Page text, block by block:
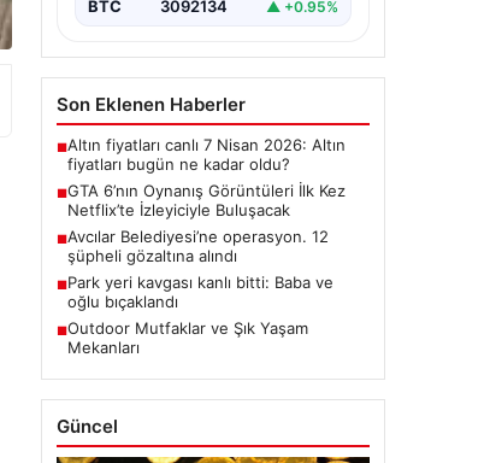
BTC 3092134 ▲ +0.95%
Son Eklenen Haberler
■Altın fiyatları canlı 7 Nisan 2026: Altın
fiyatları bugün ne kadar oldu?
■GTA 6’nın Oynanış Görüntüleri İlk Kez
Netflix’te İzleyiciyle Buluşacak
■Avcılar Belediyesi’ne operasyon. 12
şüpheli gözaltına alındı
■Park yeri kavgası kanlı bitti: Baba ve
oğlu bıçaklandı
■Outdoor Mutfaklar ve Şık Yaşam
Mekanları
Güncel